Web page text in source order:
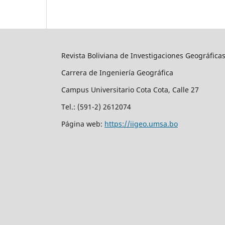
Revista Boliviana de Investigaciones
Carrera de Ingeniería Geográfica
Campus Universitario Cota Cota, Calle 27
Tel.: (591-2) 2612074
Página web: https://iigeo.umsa.bo